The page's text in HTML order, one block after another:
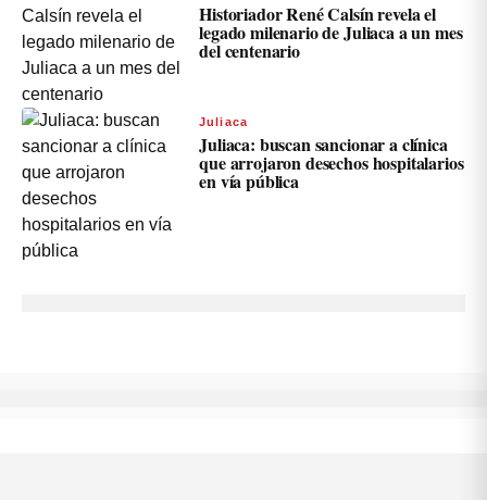
Historiador René Calsín revela el
legado milenario de Juliaca a un mes
del centenario
Juliaca
Juliaca: buscan sancionar a clínica
que arrojaron desechos hospitalarios
en vía pública